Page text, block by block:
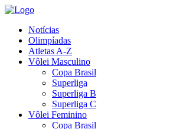
Notícias
Olimpíadas
Atletas A-Z
Vôlei Masculino
Copa Brasil
Superliga
Superliga B
Superliga C
Vôlei Feminino
Copa Brasil